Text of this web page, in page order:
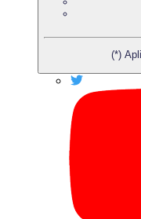
(*)